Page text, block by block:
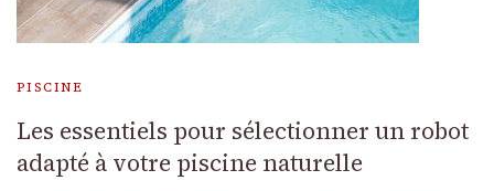
PISCINE
Les essentiels pour sélectionner un robot
adapté à votre piscine naturelle